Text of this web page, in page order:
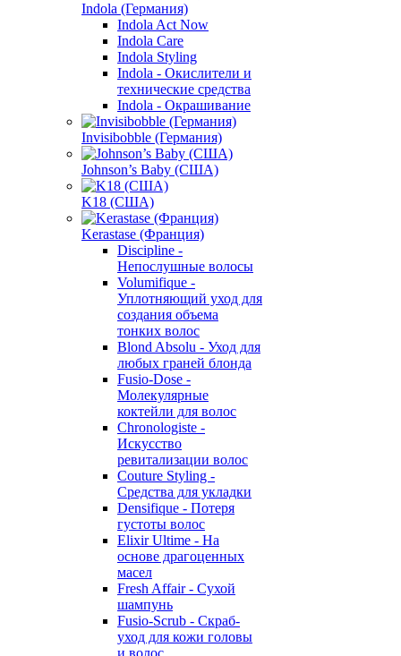
Indola (Германия)
Indola Act Now
Indola Care
Indola Styling
Indola - Окислители и
технические средства
Indola - Окрашивание
Invisibobble (Германия)
Johnson’s Baby (США)
K18 (США)
Kerastase (Франция)
Discipline -
Непослушные волосы
Volumifique -
Уплотняющий уход для
создания объема
тонких волос
Blond Absolu - Уход для
любых граней блонда
Fusio-Dose -
Молекулярные
коктейли для волос
Chronologiste -
Искусство
ревитализации волос
Couture Styling -
Средства для укладки
Densifique - Потеря
густоты волос
Elixir Ultime - На
основе драгоценных
масел
Fresh Affair - Сухой
шампунь
Fusio-Scrub - Скраб-
уход для кожи головы
и волос